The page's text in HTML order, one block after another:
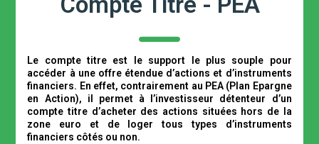
Le compte titre est le support le plus souple pour
accéder à une offre étendue d’actions et d’instruments
financiers. En effet, contrairement au PEA (Plan Epargne
en Action), il permet à l’investisseur détenteur d’un
compte titre d’acheter des actions situées hors de la
zone euro et de loger tous types d’instruments
financiers côtés ou non.